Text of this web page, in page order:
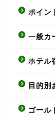
ポイン
一般カ
ホテル
目的別
ゴール